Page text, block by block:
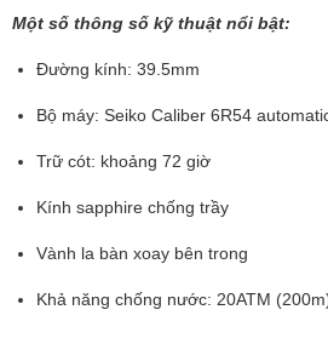
Một số thông số kỹ thuật nổi bật:
Đường kính: 39.5mm
Bộ máy: Seiko Caliber 6R54
Trữ cót: khoảng 72 giờ
Kính sapphire chống trầy
Vành la bàn xoay bên trong
Khả năng chống nước: 20ATM